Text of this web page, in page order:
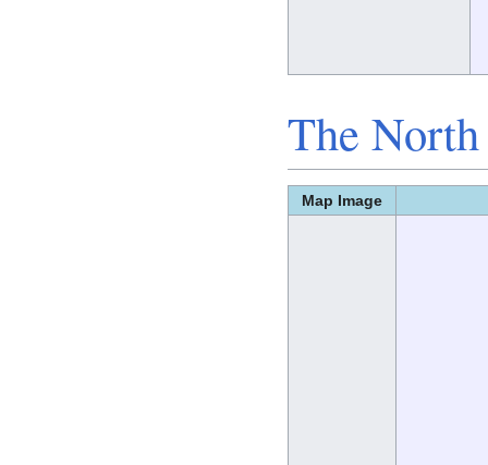
The
Map Image